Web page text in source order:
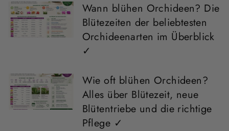
Wann blühen Orchideen? Die
Blütezeiten der beliebtesten
Orchideenarten im Überblick
✓
Wie oft blühen Orchideen?
Alles über Blütezeit, neue
Blütentriebe und die richtige
Pflege ✓